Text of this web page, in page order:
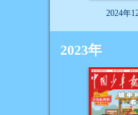
2024年
2023年